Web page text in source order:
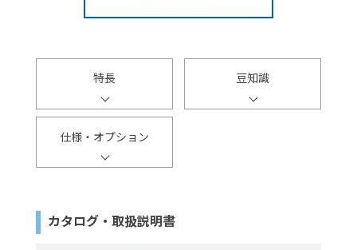
特長 豆知識
仕様・オプション
カタログ・取扱説明書